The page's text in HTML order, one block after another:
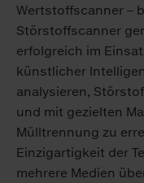
Wertstoffscanner –
Störstoffscanner
erfolgreich im
künstlicher
analysieren,
und mit gezielten
Mülltrennung zu
Einzigartigkeit der
mehrere Medien